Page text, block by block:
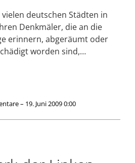
deutschen Städten in
Denkmäler, die an die
erinnern, abgeräumt oder
worden sind,…
– 19. Juni 2009 0:00